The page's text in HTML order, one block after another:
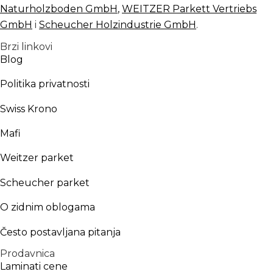
Naturholzboden GmbH , WEITZER Parkett Vertriebs
GmbH i Scheucher Holzindustrie GmbH .
Brzi linkovi
Blog
Politika privatnosti
Swiss Krono
Mafi
Weitzer parket
Scheucher parket
O zidnim oblogama
Često postavljana pitanja
Prodavnica
Laminati cene